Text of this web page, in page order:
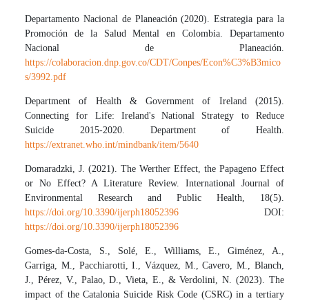
Departamento Nacional de Planeación (2020). Estrategia para la
Promoción de la Salud Mental en Colombia. Departamento
Nacional de Planeación.
https://colaboracion.dnp.gov.co/CDT/Conpes/Econ%C3%B3mico
s/3992.pdf
Department of Health & Government of Ireland (2015).
Connecting for Life: Ireland's National Strategy to Reduce
Suicide 2015-2020. Department of Health.
https://extranet.who.int/mindbank/item/5640
Domaradzki, J. (2021). The Werther Effect, the Papageno Effect
or No Effect? A Literature Review. International Journal of
Environmental Research and Public Health, 18(5).
https://doi.org/10.3390/ijerph18052396 DOI:
https://doi.org/10.3390/ijerph18052396
Gomes-da-Costa, S., Solé, E., Williams, E., Giménez, A.,
Garriga, M., Pacchiarotti, I., Vázquez, M., Cavero, M., Blanch,
J., Pérez, V., Palao, D., Vieta, E., & Verdolini, N. (2023). The
impact of the Catalonia Suicide Risk Code (CSRC) in a tertiary